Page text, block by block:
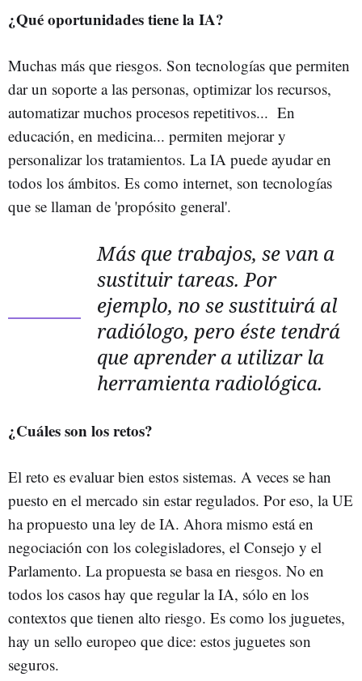
¿Qué oportunidades tiene la IA?
Muchas más que riesgos. Son tecnologías que permiten
dar un soporte a las personas, optimizar los recursos,
automatizar muchos procesos repetitivos... En
educación, en medicina... permiten mejorar y
personalizar los tratamientos. La IA puede ayudar en
todos los ámbitos. Es como internet, son tecnologías
que se llaman de 'propósito general'.
Más que trabajos, se van a
sustituir tareas. Por
ejemplo, no se sustituirá al
radiólogo, pero éste tendrá
que aprender a utilizar la
herramienta radiológica.
¿Cuáles son los retos?
El reto es evaluar bien estos sistemas. A veces se han
puesto en el mercado sin estar regulados. Por eso, la UE
ha propuesto una ley de IA. Ahora mismo está en
negociación con los colegisladores, el Consejo y el
Parlamento. La propuesta se basa en riesgos. No en
todos los casos hay que regular la IA, sólo en los
contextos que tienen alto riesgo. Es como los juguetes,
hay un sello europeo que dice: estos juguetes son
seguros.